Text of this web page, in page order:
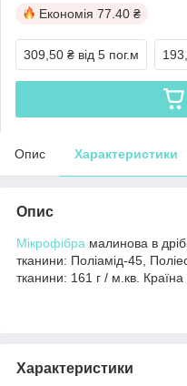
Економія 77.40 ₴
309,50 ₴ від 5 пог.м
Опис Характеристики
Опис
Мікрофібра малинова в
тканини: Поліамід-45,
тканини: 161 г / м.кв.
Характеристики